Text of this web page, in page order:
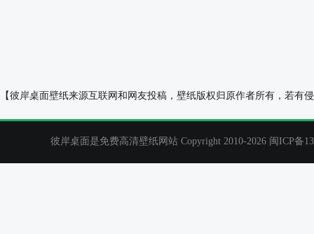
【彼岸桌面壁纸来源互联网和网友投稿，壁纸版权归原作者所有，若
彼岸桌面是免费高清壁纸网站 Copyright 2010-2026 闽ICP备